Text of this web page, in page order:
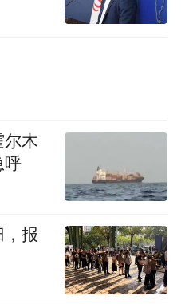
，按新车销售价格的
废旧车为汽油乘用
应在2013年6月30日
尔木
呼
报